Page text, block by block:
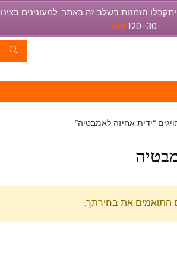
“ידית אחיזה לאמבטיה”
התואמים את בחירתך.
120-30 סגור